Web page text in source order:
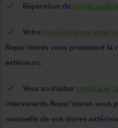
Réparation de stores
Votre treuil de store
Repar'stores vous proposent la
extérieurs.
Vous souhaitez remplacer
intervenants Repar'stores vous
manivelle de vos stores